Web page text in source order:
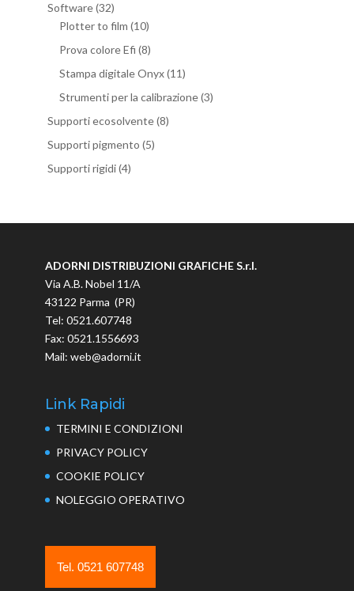
Software(32)
Plotter to film (10)
Prova colore Efi (8)
Stampa digitale Onyx(11)
Strumenti per la calibrazione(3)
Supporti ecosolvente(8)
Supporti pigmento (5)
Supporti rigidi(4)
ADORNI DISTRIBUZIONI GRAFICHE S.r.l.
Via A.B. Nobel 11/A
43122 Parma (PR)
Tel: 0521.607748
Fax: 0521.1556693
Mail: web@adorni.it
Link Rapidi
TERMINI E CONDIZIONI
PRIVACY POLICY
COOKIE POLICY
NOLEGGIO OPERATIVO
Tel. 0521 607748